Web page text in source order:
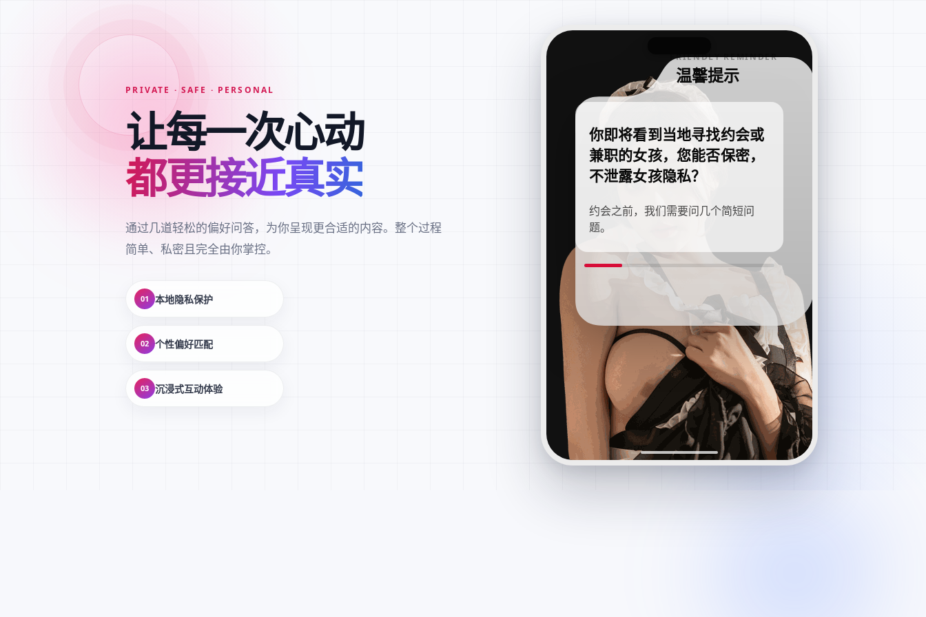
PRIVATE · SAFE · PERSONAL
让每一次心动
都更接近真实
通过几道轻松的偏好问答，为你呈现更合适的内容。整个过程
简单、私密且完全由你掌控。
01 本地隐私保护
02 个性偏好匹配
03 沉浸式互动体验
FRIENDLY REMINDER
温馨提示
你即将看到当地寻找约会或
兼职的女孩，您能否保密，
不泄露女孩隐私？
约会之前，我们需要问几个简短问
题。